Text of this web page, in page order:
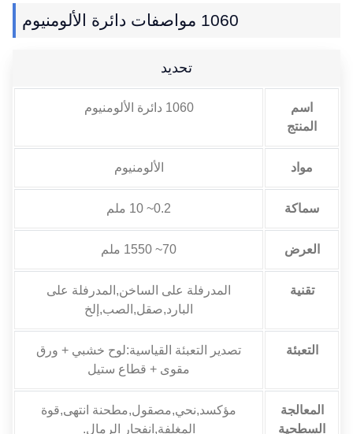
1060 مواصفات دائرة الألومنيوم
تحديد
اسم
المنتج
1060 دائرة الألومنيوم
مواد الألومنيوم
سماكة 0.2~ 10 ملم
العرض 70~ 1550 ملم
تقنية
المدرفلة على الساخن,المدرفلة على
البارد,صقل,الصب,إلخ
التعبئة
تصدير التعبئة القياسية:لوح خشبي + ورق
مقوى + قطاع ستيل
المعالجة
السطحية
مؤكسد,نحي,مصقول,مطحنة انتهى,قوة
المغلفة,انفجار الرمال.